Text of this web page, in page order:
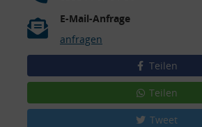
E-Mail-Anfrage
anfragen
Teilen
Teilen
Tweet